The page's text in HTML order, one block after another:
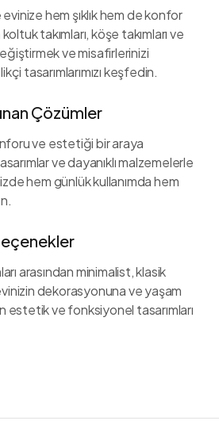
hem şıklık hem de konfor
takımları, köşe takımları ve
ve misafirlerinizi
tasarımlarımızı keşfedin.
Çözümler
ve estetiği bir araya
ve dayanıklı malzemelerle
hem günlük kullanımda hem
arasından minimalist, klasik
dekorasyonuna ve yaşam
estetik ve fonksiyonel tasarımları